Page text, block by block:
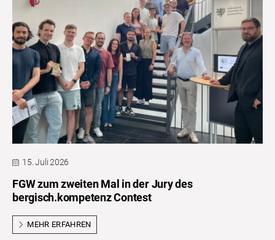
15. Juli 2026
FGW zum zweiten Mal in der Jury des
bergisch.kompetenz Contest
MEHR ERFAHREN